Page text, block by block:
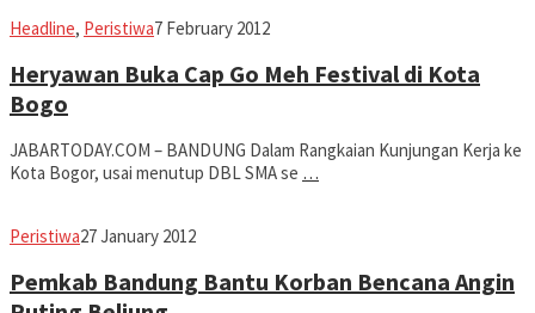
Headline, Peristiwafahruszf
7 February 2012
Heryawan Buka Cap Go Meh Festival di Kota
Bogo
JABARTODAY.COM – BANDUNG Dalam Rangkaian Kunjungan Kerja ke
Kota Bogor, usai menutup DBL SMA se …
Peristiwafahruszf
27 January 2012
Pemkab Bandung Bantu Korban Bencana Angin